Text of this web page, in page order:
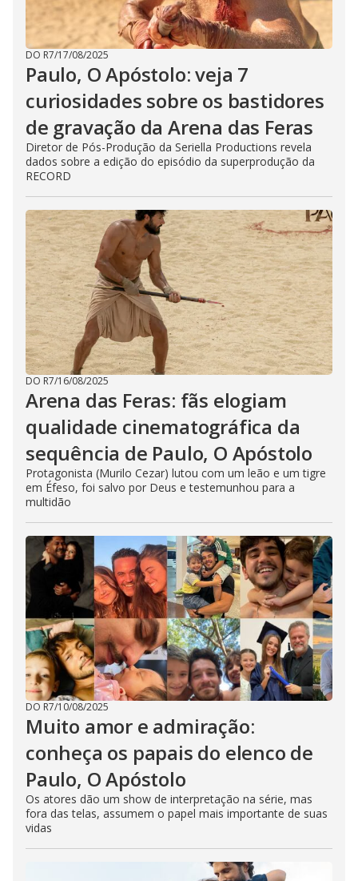
DO R7/17/08/2025
Paulo, O Apóstolo: veja 7
curiosidades sobre os bastidores
de gravação da Arena das Feras
Diretor de Pós-Produção da Seriella Productions revela
dados sobre a edição do episódio da superprodução da
RECORD
DO R7/16/08/2025
Arena das Feras: fãs elogiam
qualidade cinematográfica da
sequência de Paulo, O Apóstolo
Protagonista (Murilo Cezar) lutou com um leão e um tigre
em Éfeso, foi salvo por Deus e testemunhou para a
multidão
DO R7/10/08/2025
Muito amor e admiração:
conheça os papais do elenco de
Paulo, O Apóstolo
Os atores dão um show de interpretação na série, mas
fora das telas, assumem o papel mais importante de suas
vidas